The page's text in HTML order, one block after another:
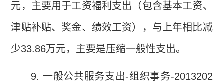
元，主要用于工资福利支出（包含基本工资、
津贴补贴、奖金、绩效工资），与上年相比减
少33.86万元，主要是压缩一般性支出。
9.一般公共服务支出-组织事务-2013202